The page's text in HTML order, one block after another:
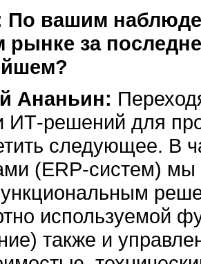
По вашим
рынке за
Ананьин:
ИТ-решений для
следующее. В
(ERP-систем) мы
используемой
также и